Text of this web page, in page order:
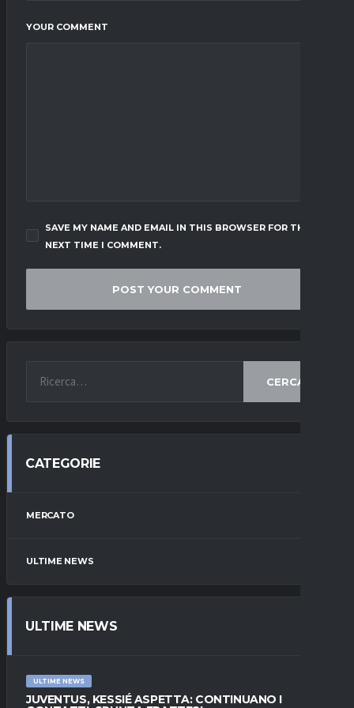
YOUR COMMENT
SAVE MY NAME AND EMAIL IN THIS BROWSER FOR THE
NEXT TIME I COMMENT.
CERCA
CATEGORIE
MERCATO
ULTIME NEWS
ULTIME NEWS
ULTIME NEWS
JUVENTUS, KESSIÉ ASPETTA: CONTINUANO I